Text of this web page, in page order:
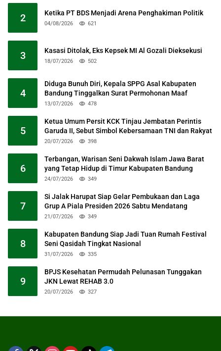
2 Ketika PT BDS Menjadi Arena Penghakiman Politik
04/08/2026 621
3 Kasasi Ditolak, Eks Kepsek MI Al Gozali Dieksekusi
18/07/2026 502
4
Diduga Bunuh Diri, Kepala SPPG Asal Kabupaten
Bandung Tinggalkan Surat Permohonan Maaf
13/07/2026 478
5
Ketua Umum Persit KCK Tinjau Jembatan Perintis
Garuda II, Sebut Simbol Kebersamaan TNI dan Rakyat
20/07/2026 398
6
Terbangan, Warisan Seni Dakwah Islam Jawa Barat
yang Tetap Hidup di Timur Kabupaten Bandung
24/07/2026 349
7
Si Jalak Harupat Siap Gelar Pembukaan dan Laga
Grup A Piala Presiden 2026 Sabtu Mendatang
21/07/2026 349
8
Kabupaten Bandung Siap Jadi Tuan Rumah Festival
Seni Qasidah Tingkat Nasional
31/07/2026 335
9
BPJS Kesehatan Permudah Pelunasan Tunggakan
JKN Lewat REHAB 3.0
20/07/2026 327